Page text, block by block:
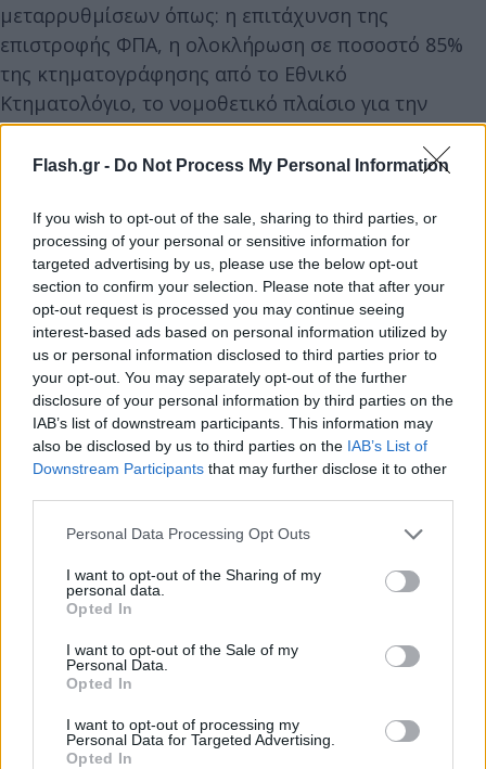
Flash.gr - Do Not Process My Personal Information
If you wish to opt-out of the sale, sharing to third parties, or
processing of your personal or sensitive information for
targeted advertising by us, please use the below opt-out
section to confirm your selection. Please note that after your
opt-out request is processed you may continue seeing
interest-based ads based on personal information utilized by
us or personal information disclosed to third parties prior to
your opt-out. You may separately opt-out of the further
disclosure of your personal information by third parties on the
IAB’s list of downstream participants. This information may
also be disclosed by us to third parties on the IAB’s List of
Downstream Participants that may further disclose it to other
Please note that this website/app uses one or more Google
not limited to your visit or usage behaviour. You may click to
grant or deny consent to Google and its third-party tags to
use your data for below specified purposes in below Google
consent section.
Personal Data Processing Opt Outs
I want to opt-out of the Sharing of my
personal data.
Opted In
I want to opt-out of the Sale of my
Personal Data.
Opted In
I want to opt-out of processing my
Personal Data for Targeted Advertising.
Opted In
μεταρρυθμίσεων όπως: η επιτάχυνση της
επιστροφής ΦΠΑ, η ολοκλήρωση σε ποσοστό 85%
της κτηματογράφησης από το Εθνικό
Κτηματολόγιο, το νομοθετικό πλαίσιο για την
μετάβαση σε γρήγορες ευρυζωνικές συνδέσεις κ.ά.
αφορούν στη συμβασιοποίηση δανειακών πόρων
ΤΑΑ ύψους 7,064 δισ. ευρώ καθώς και στην
υπογραφή των επιχειρησιακών συμφωνιών με την
Ελληνική Αναπτυξιακή Τράπεζα για την
ενεργοποίηση των προγραμμάτων για τη στέγαση
«Σπίτι μου ΙΙ» και «Αναβαθμίζω το Σπίτι μου».
Παπαθανάσης: «Στις πρώτες θέσεις
απορροφητικότητας η Ελλάδα»
Οικονομικών, Νίκος Παπαθανάσης, δήλωσε: «Η
κατάθεση του 5ου αιτήματος εκταμίευσης πόρων
από το Ταμείο Ανάκαμψης, μετά από την
καθώς και την ένταξη σε αυτό σημαντικών
παρεμβάσεων για την βελτίωση της
επιχειρηματικότητας, των υποδομών, της πράσινης
μετάβασης και της καθημερινότητας των πολιτών,